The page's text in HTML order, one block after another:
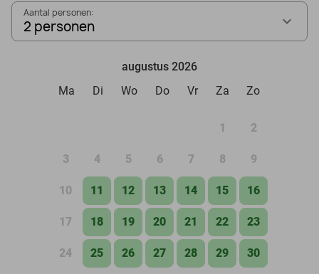
Aantal personen:
2 personen
augustus 2026
Ma
Di Wo Do Vr Za Zo
1 2
3 4 5 6 7 8 9
10 11 12 13 14 15 16
17 18 19 20 21 22 23
24 25 26 27 28 29 30